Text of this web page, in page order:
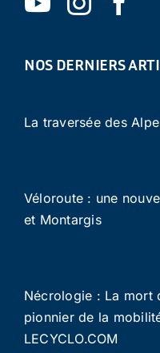
NOS DERNIERS
La traversée des
Véloroute : une
et Montargis
Nécrologie : La mort
pionnier de la
LECYCLO.COM